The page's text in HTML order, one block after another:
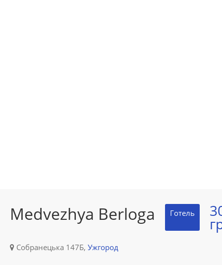
Medvezhya Berloga Готель
Собранецька 147Б, Ужгород